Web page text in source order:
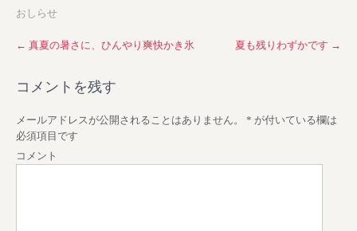
おしらせ
P
s
n
a
v
← 真夏の暑さに、ひんやり爽快かき氷 夏も残りわずかです →
コメントを残す
メールアドレスが公開されることはありません。 * が付いている欄は
必須項目です
コメント